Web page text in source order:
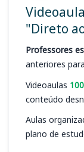
"Direto
Professores
anteriores
Videoaulas
conteúdo
Aulas
plano de